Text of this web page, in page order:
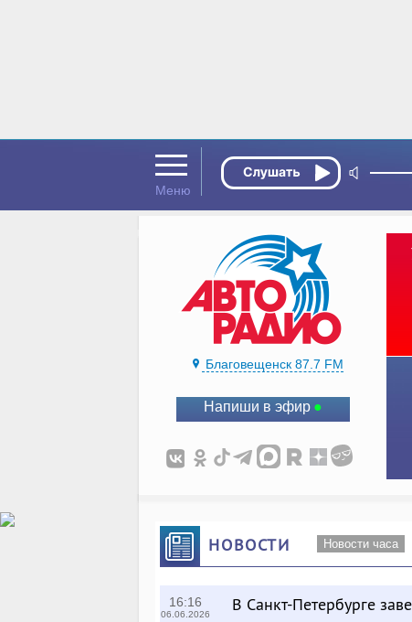
Благовещенск 87.7 FM
Напиши в эфир
НОВОСТИ Новости часа
16:16
06.06.2026 В Санкт-Петербурге